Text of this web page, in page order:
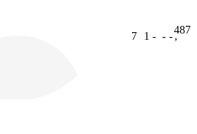
7 1 - - -
487
ʼ